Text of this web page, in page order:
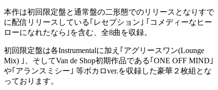
本作は初回限定盤と通常盤の二形態でのリリースとなりすで
に配信リリースしている｢レセプション｣ ｢コメディーなヒー
ローになれたなら｣を含む、全8曲を収録。
初回限定盤は各Instrumentalに加え｢アグリースワン(Lounge
Mix) ｣、そしてVan de Shop初期作品である｢ONE OFF MIND｣
や｢アランスミシー｣ 等ボカロver.を収録した豪華２枚組とな
っております。